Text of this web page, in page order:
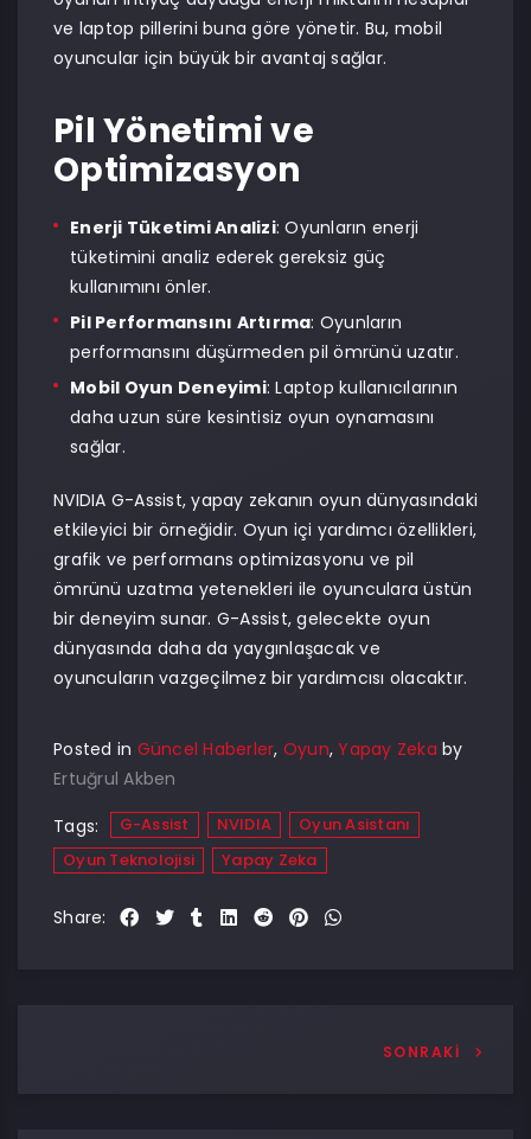
ve laptop pillerini buna göre yönetir. Bu, mobil
oyuncular için büyük bir avantaj sağlar.
Pil Yönetimi ve
Optimizasyon
Enerji Tüketimi Analizi: Oyunların enerji
tüketimini analiz ederek gereksiz güç
kullanımını önler.
Pil Performansını Artırma: Oyunların
performansını düşürmeden pil ömrünü uzatır.
Mobil Oyun Deneyimi: Laptop kullanıcılarının
daha uzun süre kesintisiz oyun oynamasını
sağlar.
NVIDIA G-Assist, yapay zekanın oyun dünyasındaki
etkileyici bir örneğidir. Oyun içi yardımcı özellikleri,
grafik ve performans optimizasyonu ve pil
ömrünü uzatma yetenekleri ile oyunculara üstün
bir deneyim sunar. G-Assist, gelecekte oyun
dünyasında daha da yaygınlaşacak ve
oyuncuların vazgeçilmez bir yardımcısı olacaktır.
Posted in Güncel Haberler, Oyun,Yapay Zeka by
Ertuğrul Akben
Tags:
G-Assist NVIDIA
Oyun Asistanı
Oyun Teknolojisi
Yapay Zeka
Share:
SONRAKI